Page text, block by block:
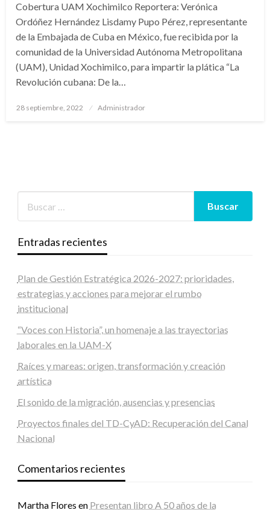
Cobertura UAM Xochimilco Reportera: Verónica
Ordóñez Hernández Lisdamy Pupo Pérez, representante
de la Embajada de Cuba en México, fue recibida por la
comunidad de la Universidad Autónoma Metropolitana
(UAM), Unidad Xochimilco, para impartir la plática “La
Revolución cubana: De la…
Publicado
28 septiembre, 2022 Administrador
Entradas recientes
Plan de Gestión Estratégica 2026-2027: prioridades,
estrategias y acciones para mejorar el rumbo
institucional
“Voces con Historia”, un homenaje a las trayectorias
laborales en la UAM-X
Raíces y mareas: origen, transformación y creación
artística
El sonido de la migración, ausencias y presencias
Proyectos finales del TD-CyAD: Recuperación del Canal
Nacional
Comentarios recientes
Martha Flores en Presentan libro A 50 años de la